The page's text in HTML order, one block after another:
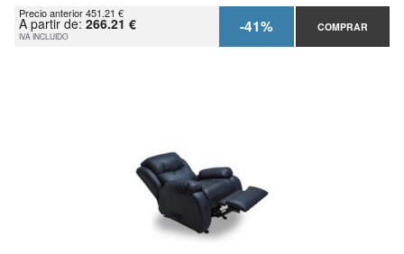
Precio anterior 451.21 €
A partir de: 266.21 €
IVA INCLUIDO -41% COMPRAR